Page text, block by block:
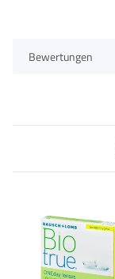
Bewertungen